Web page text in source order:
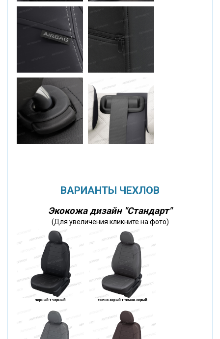
ВАРИАНТЫ ЧЕХЛОВ
Экокожа дизайн "Стандарт"
(Для увеличения кликните на фото)